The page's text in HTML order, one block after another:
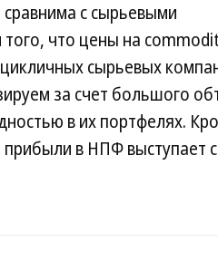
с сырьевыми
что цены на
сырьевых
за счет большого
в их портфелях.
в НПФ выступает